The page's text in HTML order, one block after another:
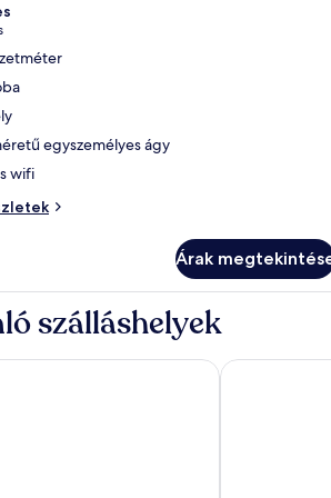
egyszemélyes ágy
wifi
Árak
szálláshelyek
Hévíz Hotel